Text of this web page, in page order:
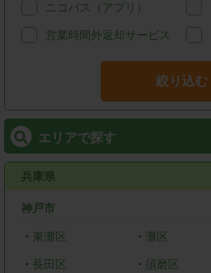
ニコパス（アプリ）
営業時間外返却サービス
絞り込む
エリアで探す
兵庫県
神戸市
・ 東灘区 ・ 灘区
・ 長田区 ・ 須磨区